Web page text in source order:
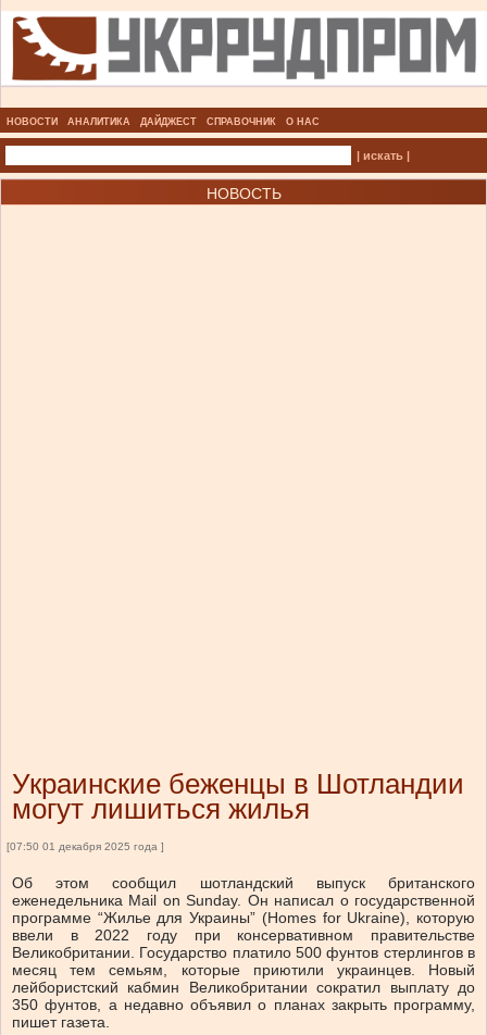
НОВОСТИ АНАЛИТИКА ДАЙДЖЕСТ СПРАВОЧНИК О НАС
| искать |
НОВОСТЬ
Украинские беженцы в Шотландии
могут лишиться жилья
[07:50 01 декабря 2025 года ]
Об этом сообщил шотландский выпуск британского
еженедельника Mail on Sunday. Он написал о государственной
программе “Жилье для Украины” (Homes for Ukraine), которую
ввели в 2022 году при консервативном правительстве
Великобритании. Государство платило 500 фунтов стерлингов в
месяц тем семьям, которые приютили украинцев. Новый
лейбористский кабмин Великобритании сократил выплату до
350 фунтов, а недавно объявил о планах закрыть программу,
пишет газета.